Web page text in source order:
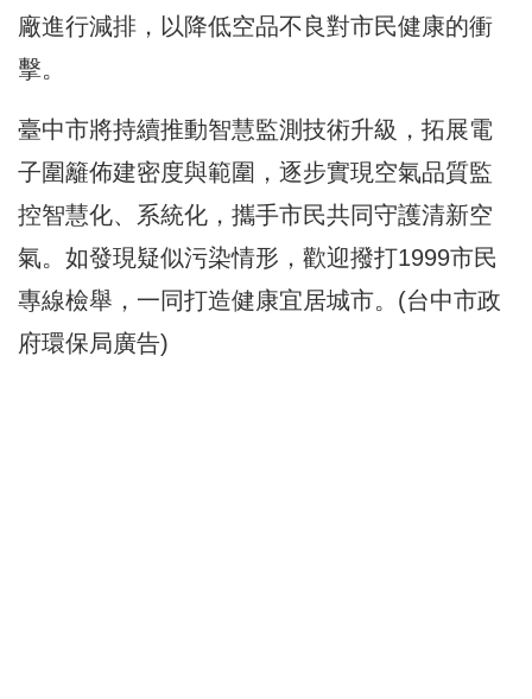
廠進行減排，以降低空品不良對市民健康的衝
擊。
臺中市將持續推動智慧監測技術升級，拓展電
子圍籬佈建密度與範圍，逐步實現空氣品質監
控智慧化、系統化，攜手市民共同守護清新空
氣。如發現疑似污染情形，歡迎撥打1999市民
專線檢舉，一同打造健康宜居城市。(台中市政
府環保局廣告)